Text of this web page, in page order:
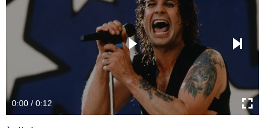
TRAVELER
PODCASTY
Newsletter
Cuda Polski
0:00 / 0:12